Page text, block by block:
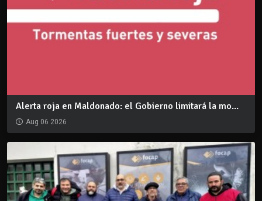
Alerta roja en Maldonado: el Gobierno limitará la mo...
Aug 06 2026